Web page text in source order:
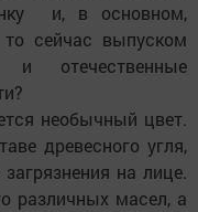
и, в основном,
то сейчас выпуском
отечественные
необычный цвет.
древесного угля,
на лице.
различных масел, а